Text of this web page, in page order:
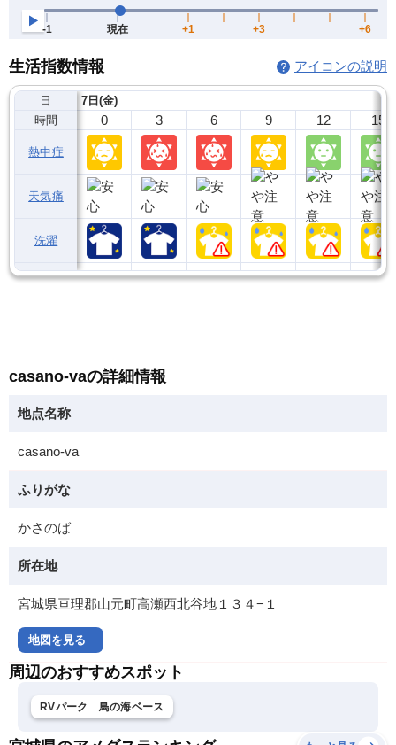
生活指数情報 アイコンの説明
日
時間
熱中症
天気痛
洗濯
7日(金)
0 3 6 9 12 15
casano-vaの詳細情報
地点名称
casano-va
ふりがな
かさのば
所在地
宮城県亘理郡山元町高瀬西北谷地１３４−１
地図を見る
周辺のおすすめスポット
RVパーク 鳥の海ベース